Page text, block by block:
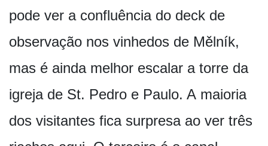
pode ver a confluência do deck de
observação nos vinhedos de Mělník,
mas é ainda melhor escalar a torre da
igreja de St. Pedro e Paulo. A maioria
dos visitantes fica surpresa ao ver três